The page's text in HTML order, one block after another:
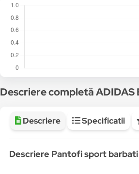
Descriere completă ADIDAS
Descriere Specificatii
Descriere Pantofi sport